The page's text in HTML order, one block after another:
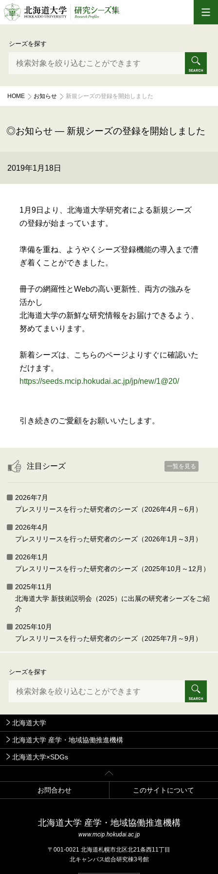
シーズを探す
HOME お知らせ 新規シーズの登録を開始しました
お知らせ — 新規シーズの登録を開始しました
2019年1月18日
1月9日より、北海道大学研究者による新規シーズ
の登録が始まっています。
準備を重ね、ようやくシーズ登録機能の導入まで漕
ぎ着くことができました。
冊子の網羅性とWebの高い更新性、両方の強みを
活かし
北海道大学の新鮮な研究情報をお届けできるよう、
努めてまいります。
新着シーズは、こちらのページよりすぐに確認いた
だけます。
https://seeds.mcip.hokudai.ac.jp/jp/new/1@20/
引き続きのご愛顧をお願いいたします。
注目シーズ 一覧を見る
2026年7月
プレスリリースを行った研究者のシーズ（2026年4月～6月）
2026年4月
プレスリリースを行った研究者のシーズ（2026年1月～3月）
2026年1月
プレスリリースを行った研究者のシーズ（2025年10月～12月）
2025年11月
北海道大学 新技術説明会（2025）に出展の研究者シーズをご紹
介
2025年10月
プレスリリースを行った研究者のシーズ（2025年7月～9月）
シーズを探す
北海道大学
北海道大学 産学・地域協働推進機構
北海道大学×SDGs
お問合わせ このサイトについて
北海道⼤学 産学・地域協働推進機構
www.mcip.hokudai.ac.jp
〒001-0021 北海道札幌市北区北21条⻄11丁⽬
北キャンパス総合研究棟3号館